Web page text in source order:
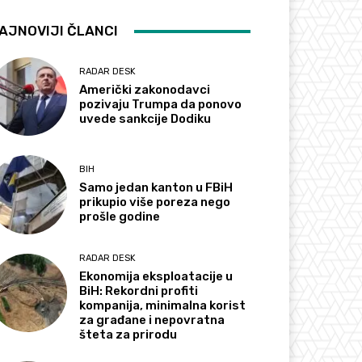
ČLANCI
RADAR DESK
Američki zakonodavci
pozivaju Trumpa da ponovo
uvede sankcije Dodiku
BIH
Samo jedan kanton u FBiH
prikupio više poreza nego
prošle godine
RADAR DESK
Ekonomija eksploatacije u
BiH: Rekordni profiti
kompanija, minimalna korist
za građane i nepovratna
šteta za prirodu